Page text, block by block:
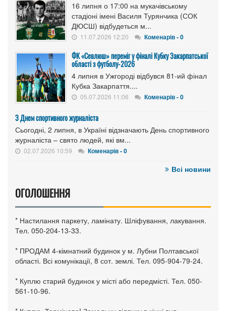
16 липня о 17:00 на мукачівському
стадіоні імені Василя Турянчика (СОК
ДЮСШ) відбудеться м...
11.07.2026 12:20 Коменарів - 0
ФК «Севлюш» переміг у фіналі Кубку Закарпатської
області з футболу-2026
4 липня в Ужгороді відбувся 81-ий фінал
Кубка Закарпаття....
05.07.2026 11:06 Коменарів - 0
З Днем спортивного журналіста
Сьогодні, 2 липня, в Україні відзначають День спортивного
журналіста – свято людей, які вм...
02.07.2026 10:59 Коменарів - 0
Всі новини
ОГОЛОШЕННЯ
* Настилання паркету, ламінату. Шліфування, лакування.
Тел. 050-204-13-33.
* ПРОДАМ 4-кімнатний будинок у м. Лубни Полтавської
області. Всі комунікації, 8 сот. землі. Тел. 095-904-79-24.
* Куплю старий будинок у місті або передмісті. Тел. 050-
561-10-96.